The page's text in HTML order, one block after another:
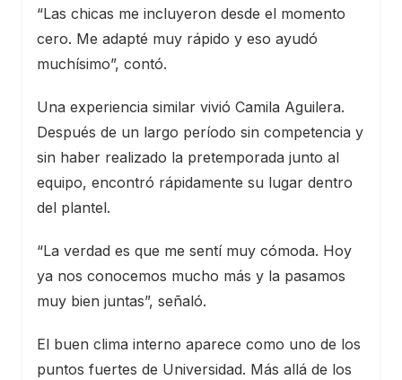
“Las chicas me incluyeron desde el momento
cero. Me adapté muy rápido y eso ayudó
muchísimo”, contó.
Una experiencia similar vivió Camila Aguilera.
Después de un largo período sin competencia y
sin haber realizado la pretemporada junto al
equipo, encontró rápidamente su lugar dentro
del plantel.
“La verdad es que me sentí muy cómoda. Hoy
ya nos conocemos mucho más y la pasamos
muy bien juntas”, señaló.
El buen clima interno aparece como uno de los
puntos fuertes de Universidad. Más allá de los